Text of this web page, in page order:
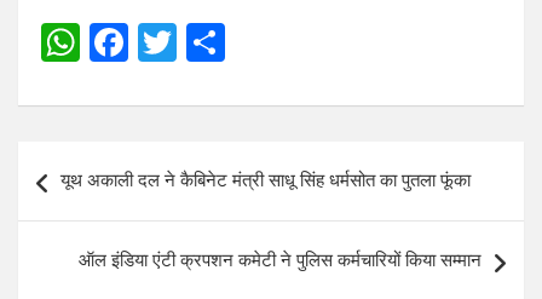
W
at
A
p
p
F
ce
b
o
o
k
T
tt
er
ar
e
navigation
यूथ अकाली दल ने कैबिनेट मंत्री साधू सिंह धर्मसोत का पुतला फूंका
ऑल इंडिया एंटी क्रपशन कमेटी ने पुलिस कर्मचारियों किया सम्मान